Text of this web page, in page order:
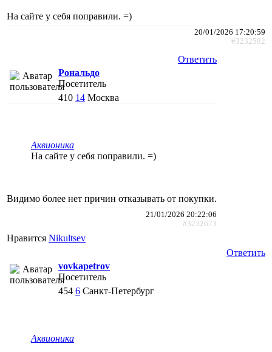
На сайте у себя поправили. =)
20/01/2026 17:20:59
#3232582
Ответить
Рональдо
Посетитель
410 14 Москва
Аквионика
На сайте у себя поправили. =)
Видимо более нет причин отказывать от покупки.
21/01/2026 20:22:06
#3232673
Нравится Nikultsev
Ответить
vovkapetrov
Посетитель
454 6 Санкт-Петербург
Аквионика